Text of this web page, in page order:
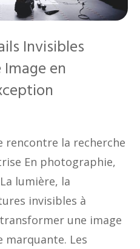
Invisibles
en
rencontre la recherche
En photographie,
lumière, la
invisibles à
une image
Les